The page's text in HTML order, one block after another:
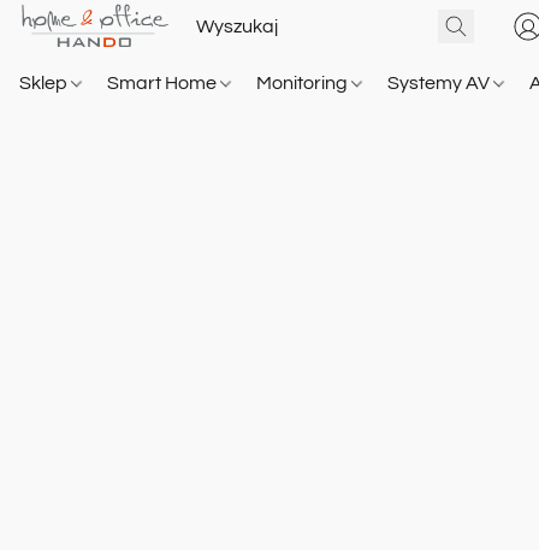
Sklep Smart Home Monitoring Systemy AV